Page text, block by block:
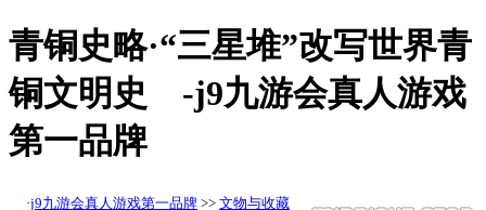
青铜史略·“三星堆”改写世界青
铜文明史 -j9九游会真人游戏
第一品牌
·j9九游会真人游戏第一品牌 >> 文物与收藏